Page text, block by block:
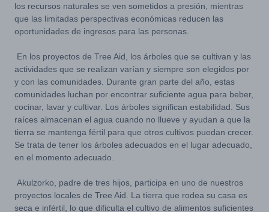
los recursos naturales se ven sometidos a presión, mientras
que las limitadas perspectivas económicas reducen las
oportunidades de ingresos para las personas.
En los proyectos de Tree Aid, los árboles que se cultivan y las
actividades que se realizan varían y siempre son elegidos por
y con las comunidades. Durante gran parte del año, estas
comunidades luchan por encontrar suficiente agua para beber,
cocinar, lavar y cultivar. Los árboles significan estabilidad. Sus
raíces almacenan el agua cuando no llueve y ayudan a que la
tierra se mantenga fértil para que otros cultivos puedan crecer.
Se trata de tener los árboles adecuados en el lugar adecuado,
en el momento adecuado.
Akulzorko, padre de tres hijos, participa en uno de nuestros
proyectos locales de Tree Aid. La tierra que rodea su casa es
seca e infértil, lo que dificulta el cultivo de alimentos suficientes